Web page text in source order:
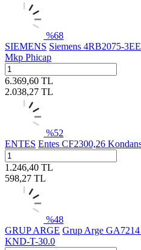
%68
SIEMENS Siemens 4RB2075-
Mkp Phicap
6.369,60 TL
2.038,27 TL
%52
ENTES Entes CF2300,26
1.246,40 TL
598,27 TL
%48
GRUP ARGE Grup Arge
KND-T-30.0